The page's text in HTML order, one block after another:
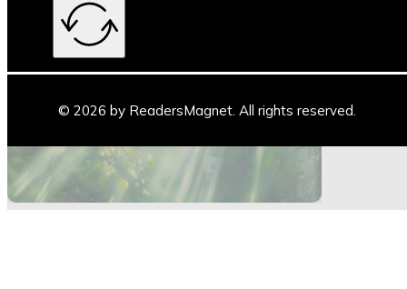
© 2026 by ReadersMagnet. All rights reserved.
Main Stage
Author Space
Book Space
Blogs
Highlights